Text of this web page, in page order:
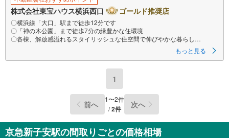
株式会社東宝ハウス横浜西口 ゴールド推奨店
〇横浜線「大口」駅まで徒歩12分です
〇「神の木公園」まで徒歩7分の緑豊かな住環境
〇各棟、解放感溢れるスタイリッシュな住空間で伸びやかな暮らし
「Yahoo！ 不動産 物件ご成約キャンペーン」の対象になります。
「資料をもらう」「見学予約をする」ボタンからお問い合わせください。
※必ずYahoo！ JAPAN IDでログインしてください。
※PayPayボーナスライトは出金と譲渡はできません。有効期限は付与日か
ーーーーーーーーーーーーーーーーーーーーーーーーーー
紹介金融機関/都市銀行
利率/年利 0.95％（変動金利）
※上記金利は 2026年8月時点 のものであり、実際の適用金利は融資実行時
もっと見る
1
前へ 1〜2件
/2件 次へ
京急新子安駅の間取りごとの価格相場